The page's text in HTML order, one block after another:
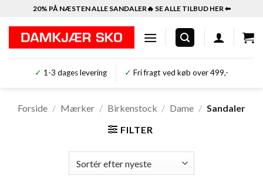
indhold
20% PÅ NÆSTEN ALLE SANDALER🔥 SE ALLE TILBUD HER ⬅︎
✓ 1-3 dages levering ✓ Fri fragt ved køb over 499,-
Forside / Mærker / Birkenstock / Dame / Sandaler
FILTER